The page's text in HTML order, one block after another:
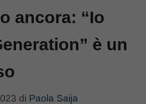
ancora: “Io
è un
di Paola Saija